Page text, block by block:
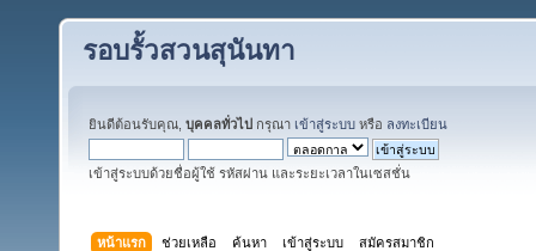
รอบรั้วสวนสุนันทา
ยินดีต้อนรับคุณ, บุคคลทั่วไป กรุณา เข้าสู่ระบบ หรือ ลงทะเบียน
เข้าสู่ระบบด้วยชื่อผู้ใช้ รหัสผ่าน และระยะเวลาในเซสชั่น
หน้าแรก ช่วยเหลือ ค้นหา เข้าสู่ระบบ สมัครสมาชิก